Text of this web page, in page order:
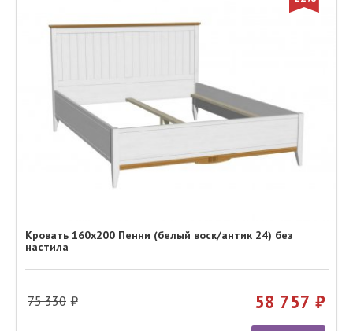
Кровать 160х200 Пенни (белый воск/антик 24) без
настила
75 330 58 757